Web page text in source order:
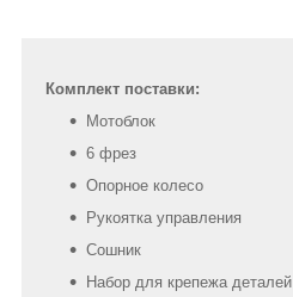
Комплект поставки:
Мотоблок
6 фрез
Опорное колесо
Рукоятка управления
Сошник
Набор для крепежа деталей